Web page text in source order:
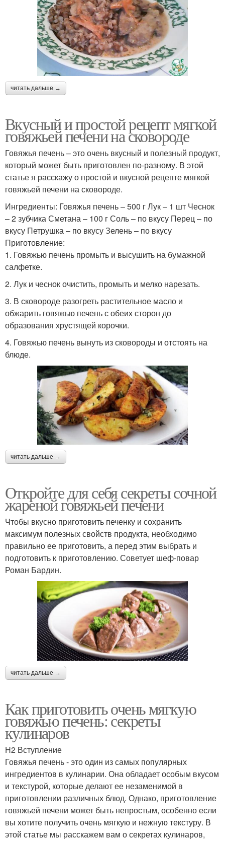
читать дальше →
Вкусный и простой рецепт мягкой
говяжьей печени на сковороде
Говяжья печень – это очень вкусный и полезный продукт,
который может быть приготовлен по-разному. В этой
статье я расскажу о простой и вкусной рецепте мягкой
говяжьей печени на сковороде.
Ингредиенты: Говяжья печень – 500 г Лук – 1 шт Чеснок
– 2 зубчика Сметана – 100 г Соль – по вкусу Перец – по
вкусу Петрушка – по вкусу Зелень – по вкусу
Приготовление:
1. Говяжью печень промыть и высушить на бумажной
салфетке.
2. Лук и чеснок очистить, промыть и мелко нарезать.
3. В сковороде разогреть растительное масло и
обжарить говяжью печень с обеих сторон до
образования хрустящей корочки.
4. Говяжью печень вынуть из сковороды и отстоять на
блюде.
читать дальше →
Откройте для себя секреты сочной
жареной говяжьей печени
Чтобы вкусно приготовить печенку и сохранить
максимум полезных свойств продукта, необходимо
правильно ее приготовить, а перед этим выбрать и
подготовить к приготовлению. Советует шеф-повар
Роман Бардин.
читать дальше →
Как приготовить очень мягкую
говяжью печень: секреты
кулинаров
H2 Вступление
Говяжья печень - это один из самых популярных
ингредиентов в кулинарии. Она обладает особым вкусом
и текстурой, которые делают ее незаменимой в
приготовлении различных блюд. Однако, приготовление
говяжьей печени может быть непростым, особенно если
вы хотите получить очень мягкую и нежную текстуру. В
этой статье мы расскажем вам о секретах кулинаров,